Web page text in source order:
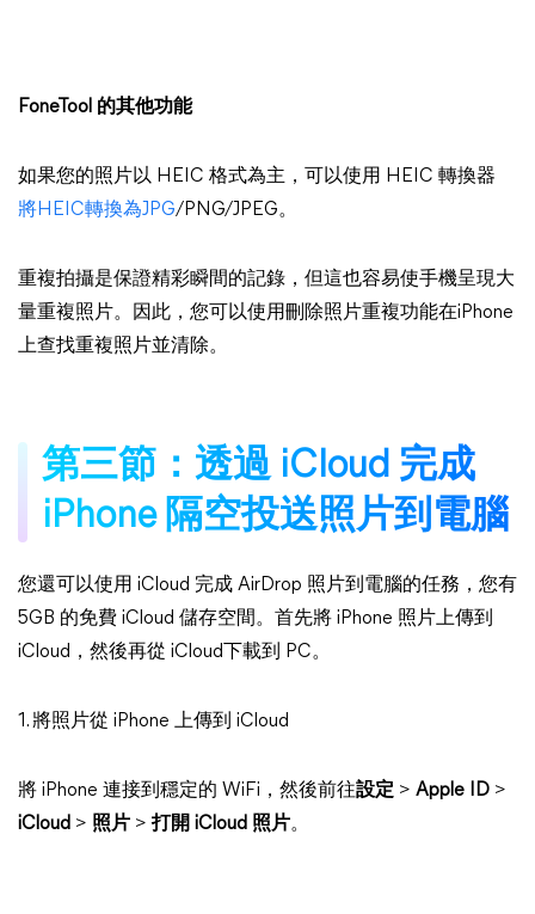
FoneTool 的其他功能
如果您的照片以 HEIC 格式為主，可以使用 HEIC 轉換器
將HEIC轉換為JPG/PNG/JPEG。
重複拍攝是保證精彩瞬間的記錄，但這也容易使手機呈現大
量重複照片。因此，您可以使用刪除照片重複功能在iPhone
上查找重複照片並清除。
第三節：透過 iCloud 完成
iPhone 隔空投送照片到電腦
您還可以使用 iCloud 完成 AirDrop 照片到電腦的任務，您有
5GB 的免費 iCloud 儲存空間。首先將 iPhone 照片上傳到
iCloud，然後再從 iCloud下載到 PC。
1. 將照片從 iPhone 上傳到 iCloud
將 iPhone 連接到穩定的 WiFi，然後前往設定 > Apple ID >
iCloud > 照片 >打開 iCloud 照片。